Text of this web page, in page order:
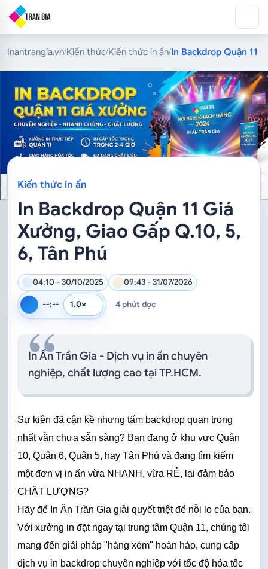
Inantrangia.vn/Kiến thức/Kiến thức in ấn/In Backdrop Quận 11
Kiến thức in ấn
In Backdrop Quận 11 Giá
Xưởng, Giao Gấp Q.10, 5,
6, Tân Phú
04:10 - 30/10/2025 09:43 - 31/07/2026
4 phút đọc
Đọc bằng giọng mặc định của trình duyệt
--:-- Tốc độ đọc
In Ấn Trần Gia - Dịch vụ in ấn chuyên
nghiệp, chất lượng cao tại TP.HCM.
Sự kiện đã cận kề nhưng tấm backdrop quan trọng
nhất vẫn chưa sẵn sàng? Bạn đang ở khu vực Quận
10, Quận 6, Quận 5, hay Tân Phú và đang tìm kiếm
một đơn vị in ấn vừa NHANH, vừa RẺ, lại đảm bảo
CHẤT LƯỢNG?
Hãy để In Ấn Trần Gia giải quyết triệt để nỗi lo của bạn.
Với xưởng in đặt ngay tại trung tâm Quận 11, chúng tôi
dịch vụ in backdrop chuyên nghiệp với tốc độ hỏa tốc